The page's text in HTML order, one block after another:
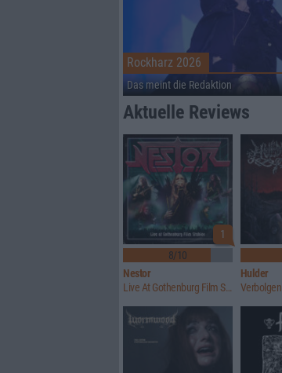
Rockharz 2026
Das meint die Redaktion
Aktuelle Reviews
1
8/10
Nestor
Live At Gothenburg Film Studios
Hulder
Verbolgen